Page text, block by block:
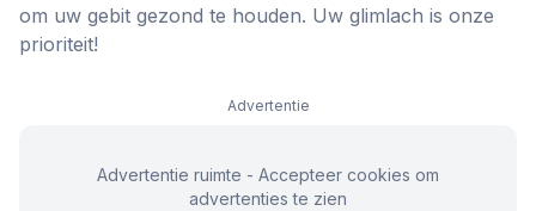
om uw gebit gezond te houden. Uw glimlach is onze
prioriteit!
Advertentie
Advertentie ruimte - Accepteer cookies om
advertenties te zien